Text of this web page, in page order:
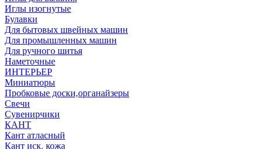
Иглы изогнутые
Булавки
Для бытовых швейных машин
Для промышленных машин
Для ручного шитья
Наметочные
ИНТЕРЬЕР
Миниатюры
Пробковые доски,органайзеры
Свечи
Сувенирчики
КАНТ
Кант атласный
Кант иск. кожа